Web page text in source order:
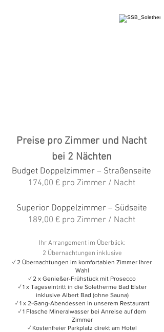
Preise pro Zimmer und Nacht
bei 2 Nächten
Budget Doppelzimmer – Straßenseite
174,00 € pro Zimmer / Nacht
Superior Doppelzimmer – Südseite
189,00 € pro Zimmer / Nacht
Ihr Arrangement im Überblick:
2 Übernachtungen inklusive
✓ 2 Übernachtungen im komfortablen Zimmer Ihrer
Wahl
✓ 2 x Genießer-Frühstück mit Prosecco
✓ 1 x Tageseintritt in die Soletherme Bad Elster
inklusive Albert Bad (ohne Sauna)
✓ 1 x 2-Gang-Abendessen in unserem Restaurant
✓ 1 Flasche Mineralwasser bei Anreise auf dem
Zimmer
✓ Kostenfreier Parkplatz direkt am Hotel